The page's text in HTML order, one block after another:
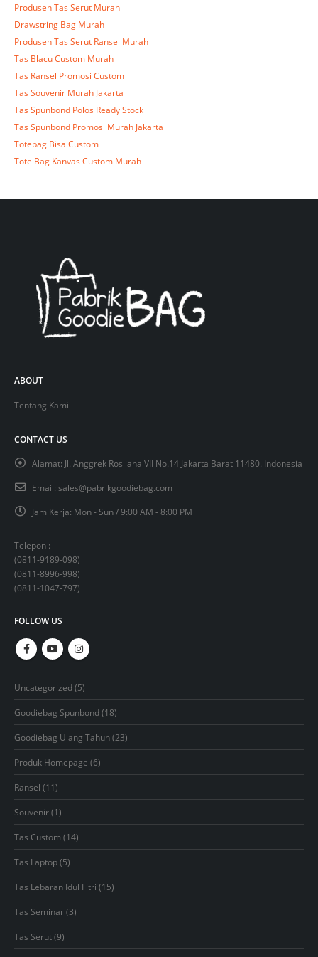
Produsen Tas Serut Murah
Drawstring Bag Murah
Produsen Tas Serut Ransel Murah
Tas Blacu Custom Murah
Tas Ransel Promosi Custom
Tas Souvenir Murah Jakarta
Tas Spunbond Polos Ready Stock
Tas Spunbond Promosi Murah Jakarta
Totebag Bisa Custom
Tote Bag Kanvas Custom Murah
ABOUT
Tentang Kami
CONTACT US
Alamat: Jl. Anggrek Rosliana VII No.14 Jakarta Barat 11480. Indonesia
Email: sales@pabrikgoodiebag.com
Jam Kerja: Mon - Sun / 9:00 AM - 8:00 PM
Telepon :
(0811-9189-098)
(0811-8996-998)
(0811-1047-797)
FOLLOW US
Uncategorized 55
products
Goodiebag Spunbond 1818
products
Goodiebag Ulang Tahun 2323
products
Produk Homepage 66
products
Ransel 1111
products
Souvenir 11
product
Tas Custom 1414
products
Tas Laptop 55
products
Tas Lebaran Idul Fitri 1515
products
Tas Seminar 33
products
Tas Serut 99
products